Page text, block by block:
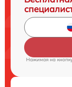
Нажимая на